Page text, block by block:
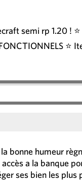
semi rp 1.20 !
⭐
bonne humeur
a la banque
ses bien les plus